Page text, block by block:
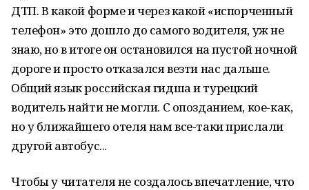
ДТП. В какой форме и через какой «испорченный
телефон» это дошло до самого водителя, уж не
знаю, но в итоге он остановился на пустой ночной
дороге и просто отказался везти нас дальше.
Общий язык российская гидша и турецкий
водитель найти не могли. С опозданием, кое-как,
но у ближайшего отеля нам все-таки прислали
другой автобус...
Чтобы у читателя не создалось впечатление, что